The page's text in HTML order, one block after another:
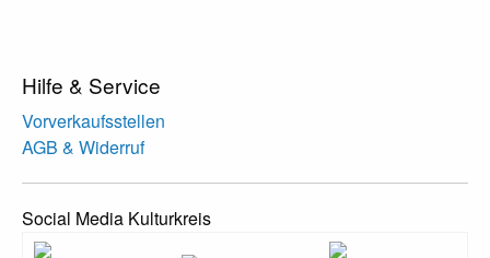
Hilfe & Service
Vorverkaufsstellen
AGB & Widerruf
Social Media Kulturkreis